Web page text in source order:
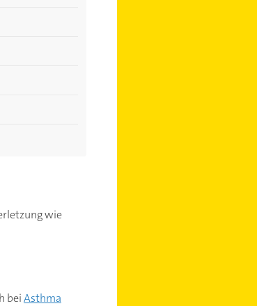
wie
beiAsthma